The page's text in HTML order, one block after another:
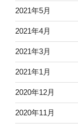
2021年5月
2021年4月
2021年3月
2021年1月
2020年12月
2020年11月